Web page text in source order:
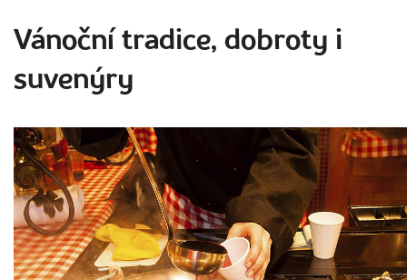
Vánoční tradice, dobroty i
suvenýry